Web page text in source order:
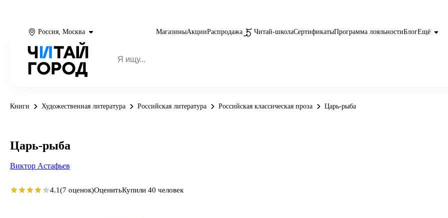
Россия, Москва МагазиныАкцииРаспродажа Читай-школаСертификатыПрограмма лояльностиБлогЕщё
Книги Художественная литература Российская литература Российская классическая проза Царь-рыба
Царь-рыба
Виктор Астафьев
4.1(7 оценок)ОценитьКупили 40 человек